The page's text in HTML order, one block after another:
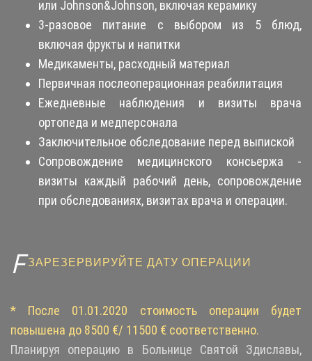
или Johnson&Johnson, включая керамику
3-разовое питание с выбором из 5 блюд,
включая фрукты и напитки
Медикаменты, расходный материал
Первичная послеоперационная реабилитация
Ежедневные наблюдения и визиты врача
ортопеда и медперсонала
Заключительное обследование перед выпиской
Сопровождение медицинского консьержа -
визиты каждый рабочий день, сопровождение
при обследованиях, визитах врача и операции.
ЗАРЕЗЕРВИРУЙТЕ ДАТУ ОПЕРАЦИИ
* После 01.01.2020 стоимость операции будет
повышена до 8500 €/ 11500 € соответственно.
Планируя операцию в Больнице Святой Здиславы,